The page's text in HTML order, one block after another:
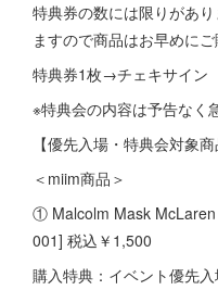
特典券の数には限りがあ
ますので商品はお早めにご
特典券1枚→チェキサイン
※特典会の内容は予告なく
【優先入場・特典会対象商
＜miim商品＞
① Malcolm Mask
001] 税込￥1,500
購入特典：イベント優先